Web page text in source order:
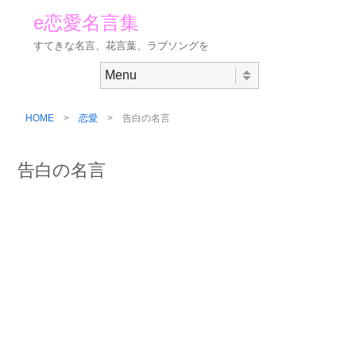
e恋愛名言集
すてきな名言、花言葉、ラブソングを
HOME > 恋愛 > 告白の名言
告白の名言